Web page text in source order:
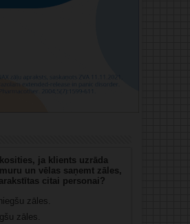
ja klients uzrāda
un vēlas saņemt zāles,
citai personai?
zāles.
zāles.